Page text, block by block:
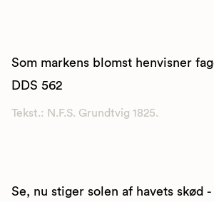
Som markens blomst henvisner
DDS 562
Tekst.: N.F.S. Grundtvig 1825.
Se, nu stiger solen af havets skød -